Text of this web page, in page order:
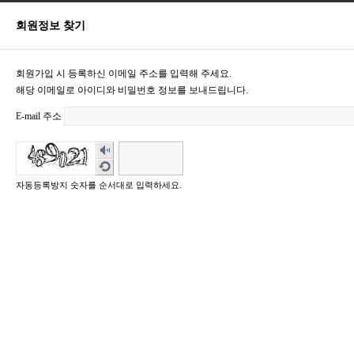
회원정보 찾기
회원가입 시 등록하신 이메일 주소를 입력해 주세요.
해당 이메일로 아이디와 비밀번호 정보를 보내드립니다.
E-mail 주소
숫
자
음
성
새
로
고
자동등록방지 숫자를 순서대로 입력하세요.